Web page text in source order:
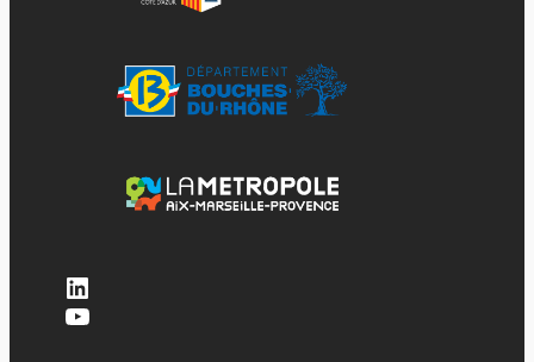
LinkedIn
YouTube